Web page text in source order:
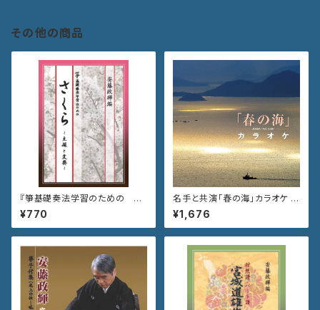
その他の商品
『箏基礎奏法学習のための さ
くら～主題と変奏～』
¥770
名手と共演「春の海」カラオケ V
ZCG-710
¥1,676